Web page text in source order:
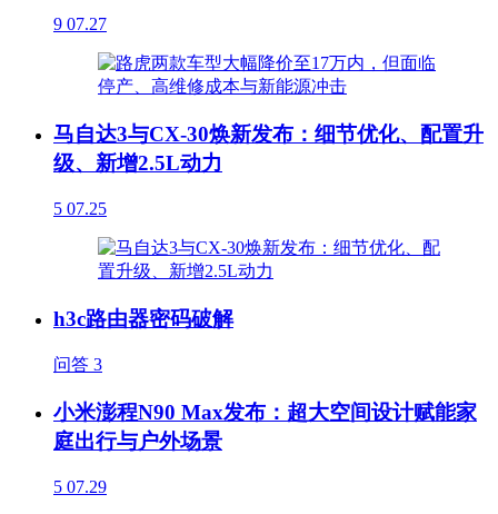
9 07.27
马自达3与CX-30焕新发布：细节优化、配置升
级、新增2.5L动力
5 07.25
h3c路由器密码破解
问答 3
小米澎程N90 Max发布：超大空间设计赋能家
庭出行与户外场景
5 07.29